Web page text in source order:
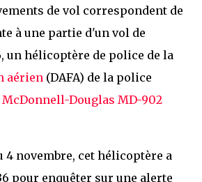
de vol correspondent de
à une partie d'un vol de
un hélicoptère de police de la
aérien (DAFA) de la police
McDonnell-Douglas MD-902
4 novembre, cet hélicoptère a
pour enquêter sur une alerte